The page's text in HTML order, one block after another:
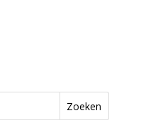
Zoeken